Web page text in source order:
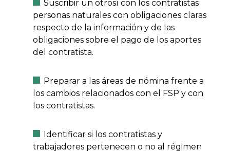
Suscribir un otrosí con los contratistas
personas naturales con obligaciones claras
respecto de la información y de las
obligaciones sobre el pago de los aportes
del contratista.
Preparar a las áreas de nómina frente a
los cambios relacionados con el FSP y con
los contratistas.
Identificar si los contratistas y
trabajadores pertenecen o no al régimen